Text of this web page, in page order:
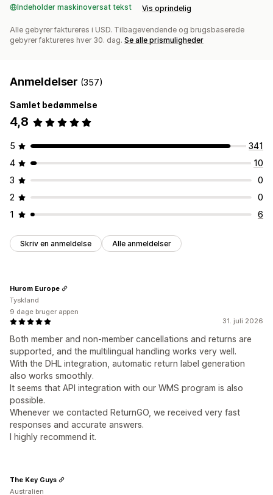
Indeholder maskinoversat tekst Vis oprindelig
Alle gebyrer faktureres i USD. Tilbagevendende og brugsbaserede
gebyrer faktureres hver 30. dag. Se alle prismuligheder
Anmeldelser (357)
Samlet bedømmelse
4,8
5
341
4
10
3
0
2
0
1
6
Skriv en anmeldelse Alle anmeldelser
31. juli 2026
Both member and non‑member cancellations and returns are
supported, and the multilingual handling works very well.
With the DHL integration, automatic return label generation
also works smoothly.
It seems that API integration with our WMS program is also
possible.
Whenever we contacted ReturnGO, we received very fast
responses and accurate answers.
I highly recommend it.
Hurom Europe
Tyskland
9 dage bruger appen
The Key Guys
Australien